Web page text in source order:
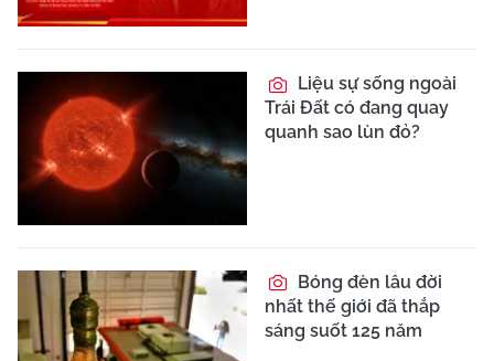
Liệu sự sống ngoài
Trái Đất có đang quay
quanh sao lùn đỏ?
Bóng đèn lâu đời
nhất thế giới đã thắp
sáng suốt 125 năm